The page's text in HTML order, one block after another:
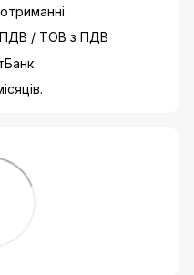
ПДВ / ТОВ з ПДВ